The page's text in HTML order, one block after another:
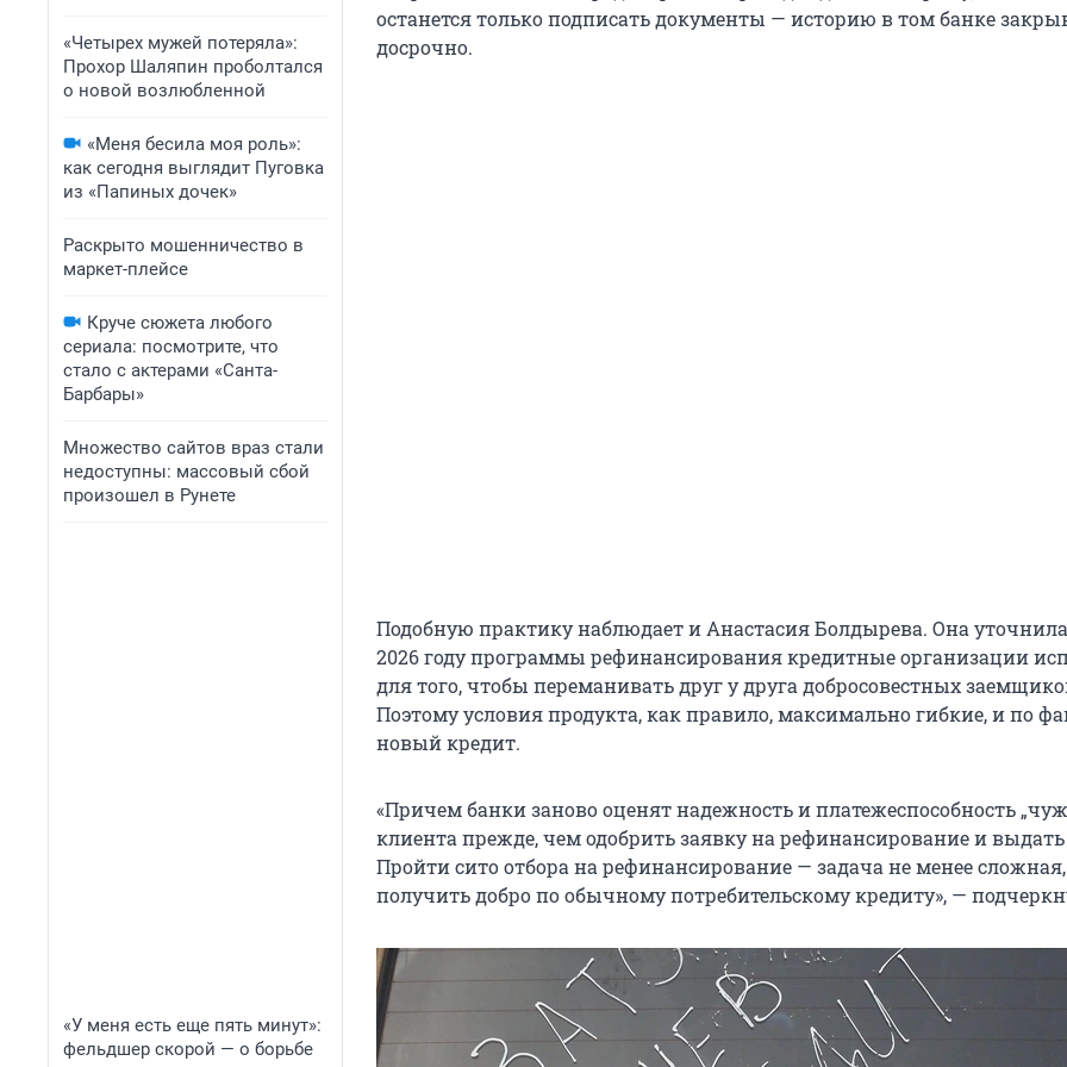
«Четырех мужей потеряла»:
Прохор Шаляпин проболтался
о новой возлюбленной
«Меня бесила моя роль»:
как сегодня выглядит Пуговка
из «Папиных дочек»
Раскрыто мошенничество в
маркет-плейсе
Круче сюжета любого
сериала: посмотрите, что
стало с актерами «Санта-
Барбары»
Множество сайтов враз стали
недоступны: массовый сбой
произошел в Рунете
«У меня есть еще пять минут»:
фельдшер скорой — о борьбе
останется только подписать документы — историю в том банке
досрочно.
Подобную практику наблюдает и Анастасия Болдырева. Она
2026 году программы рефинансирования кредитные организации
для того, чтобы переманивать друг у друга добросовестных
Поэтому условия продукта, как правило, максимально гибкие, и по
новый кредит.
«Причем банки заново оценят надежность и платежеспособность
клиента прежде, чем одобрить заявку на рефинансирование и
Пройти сито отбора на рефинансирование — задача не менее
получить добро по обычному потребительскому кредиту», —